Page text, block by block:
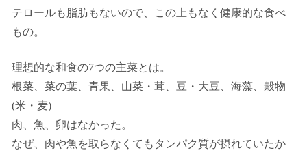
テロールも脂肪もないので、この上もなく健康的な食べ
もの。
理想的な和食の7つの主菜とは。
根菜、菜の葉、青果、山菜・茸、豆・大豆、海藻、穀物
(米・麦)
肉、魚、卵はなかった。
なぜ、肉や魚を取らなくてもタンパク質が摂れていたか